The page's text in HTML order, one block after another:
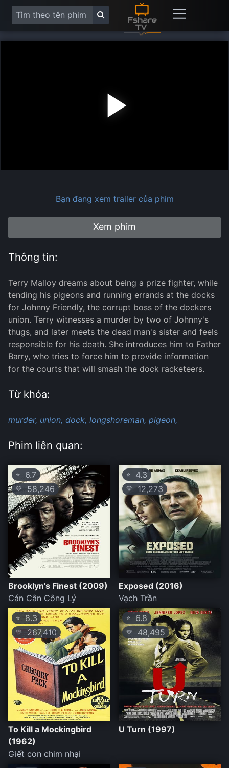
Bạn đang xem trailer của phim
Xem phim
Thông tin:
Terry Malloy dreams about being a prize fighter, while
tending his pigeons and running errands at the docks
for Johnny Friendly, the corrupt boss of the dockers
union. Terry witnesses a murder by two of Johnny's
thugs, and later meets the dead man's sister and feels
responsible for his death. She introduces him to Father
Barry, who tries to force him to provide information
for the courts that will smash the dock racketeers.
Từ khóa:
murder, union, dock, longshoreman, pigeon,
Phim liên quan:
⭐ 6.7
💛 58,246
Brooklyn's Finest (2009)
Cán Cân Công Lý
⭐ 4.3
💛 12,273
Exposed (2016)
Vạch Trần
⭐ 8.3
💛 267,410
To Kill a Mockingbird
(1962)
Giết con chim nhại
⭐ 6.8
💛 48,495
U Turn (1997)